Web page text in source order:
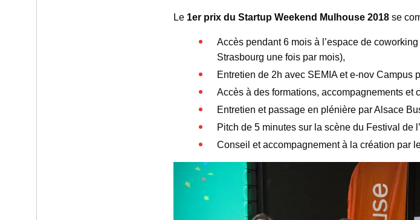
Le 1er prix du Startup Weekend Mulhouse 2018 se
Accès pendant 6 mois à l’espace de
Strasbourg une fois par mois),
Entretien de 2h avec SEMIA et e-nov Campus
Accès à des formations, accompagnements et
Entretien et passage en plénière par Alsace
Pitch de 5 minutes sur la scène du Festival de
Conseil et accompagnement à la création par